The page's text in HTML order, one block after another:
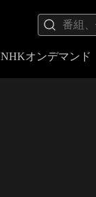
NHKオンデマンド